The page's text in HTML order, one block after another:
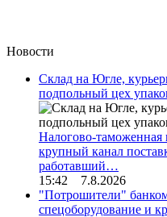
Новости
Склад на Югле,
подпольный цех
Налогово-
крупный канал
работавший…
15:42 7.8.2026
"Потрошители"
спецоборудование и